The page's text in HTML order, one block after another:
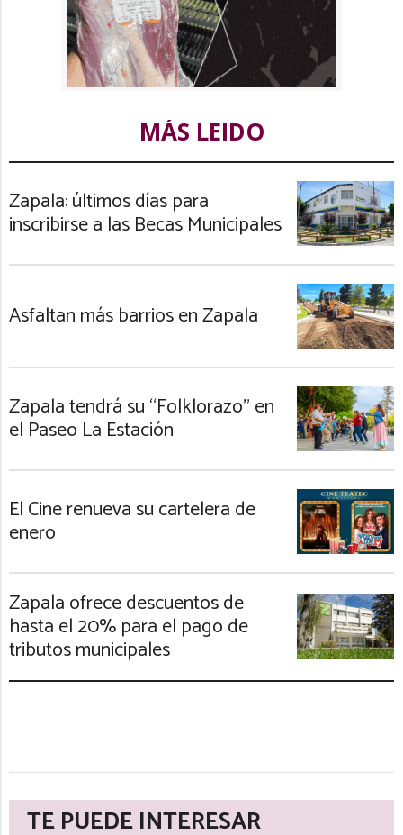
MÁS LEIDO
Zapala: últimos días para
inscribirse a las Becas Municipales
Asfaltan más barrios en Zapala
Zapala tendrá su “Folklorazo” en
el Paseo La Estación
El Cine renueva su cartelera de
enero
Zapala ofrece descuentos de
hasta el 20% para el pago de
tributos municipales
TE PUEDE INTERESAR